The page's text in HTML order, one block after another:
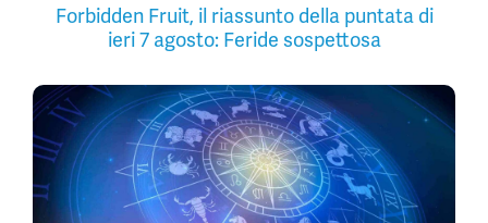
Forbidden Fruit, il riassunto della puntata di
ieri 7 agosto: Feride sospettosa